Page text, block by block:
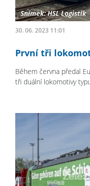
30. 06. 2023 11:01
První tři
Během června předal
tři duální lokomotivy